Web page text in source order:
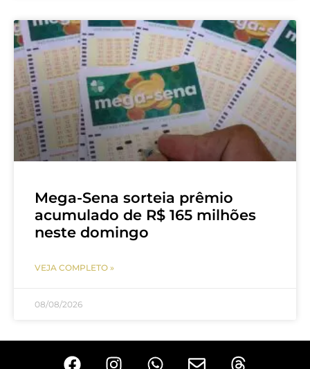
Mega-Sena sorteia prêmio
acumulado de R$ 165 milhões
neste domingo
VEJA COMPLETO »
08/08/2026